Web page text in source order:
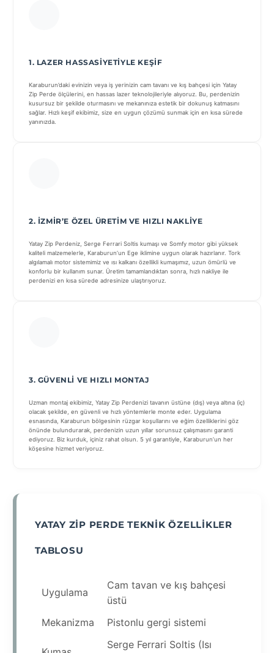
1. LAZER HASSASIYETIYLE KEŞIF
Karaburun’daki evinizin veya iş yerinizin cam tavanı ve kış bahçesi için Yatay
Zip Perde ölçülerini, en hassas lazer teknolojileriyle alıyoruz. Bu, perdenizin
kusursuz bir şekilde oturmasını ve mekanınıza estetik bir dokunuş katmasını
sağlar. Hızlı keşif ekibimiz, size en uygun çözümü sunmak için en kısa sürede
yanınızda.
2. İZMIR’E ÖZEL ÜRETIM VE HIZLI NAKLIYE
Yatay Zip Perdeniz, Serge Ferrari Soltis kumaşı ve Somfy motor gibi yüksek
kaliteli malzemelerle, Karaburun’un Ege iklimine uygun olarak hazırlanır. Tork
algılamalı motor sistemimiz ve ısı kalkanı özellikli kumaşımız, uzun ömürlü ve
konforlu bir kullanım sunar. Üretim tamamlandıktan sonra, hızlı nakliye ile
perdenizi en kısa sürede adresinize ulaştırıyoruz.
3. GÜVENLI VE HIZLI MONTAJ
Uzman montaj ekibimiz, Yatay Zip Perdenizi tavanın üstüne (dış) veya altına (iç)
olacak şekilde, en güvenli ve hızlı yöntemlerle monte eder. Uygulama
esnasında, Karaburun bölgesinin rüzgar koşullarını ve eğim özelliklerini göz
önünde bulundurarak, perdenizin uzun yıllar sorunsuz çalışmasını garanti
ediyoruz. Biz kurduk, içiniz rahat olsun. 5 yıl garantiyle, Karaburun’un her
köşesine hizmet veriyoruz.
YATAY ZIP PERDE TEKNIK ÖZELLIKLER
TABLOSU
Uygulama
Cam tavan ve kış bahçesi
üstü
Mekanizma
Pistonlu gergi sistemi
Serge Ferrari Soltis (Isı